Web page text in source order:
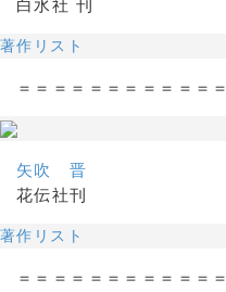
白水社 刊
著作リスト
＝＝＝＝＝＝＝＝＝＝＝＝
矢吹 晋
花伝社刊
著作リスト
＝＝＝＝＝＝＝＝＝＝＝＝